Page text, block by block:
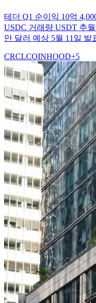
테더 Q1 순이익 10억
USDC 거래량 USDT 추
만 달러 예상 5월 11일 발
CRCLCOINHOOD+5